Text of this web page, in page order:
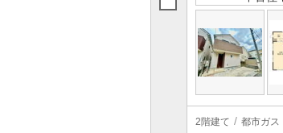
2階建て 都市ガス